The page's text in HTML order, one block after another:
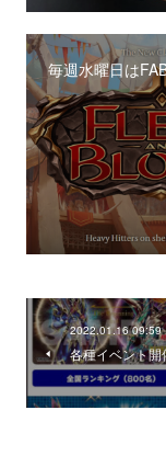
毎週水曜日は
2022.01.16 09:59
各種イベント開